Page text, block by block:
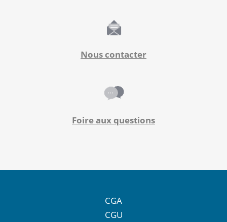
Nous contacter
Foire aux questions
CGA
CGU